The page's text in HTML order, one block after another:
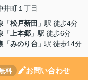
井町１丁目
「松戸新田 」駅 徒歩4分
「上本郷 」駅 徒歩6分
「みのり台 」駅 徒歩14分
料 お問い合わせ